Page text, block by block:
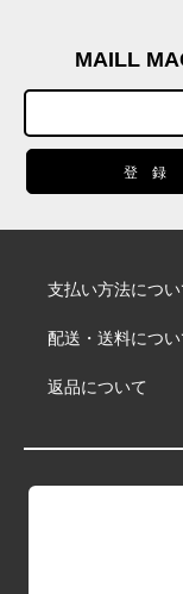
MAILL
支払い方法につい
配送・送料につい
返品について